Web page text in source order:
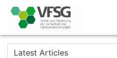
Latest Articles